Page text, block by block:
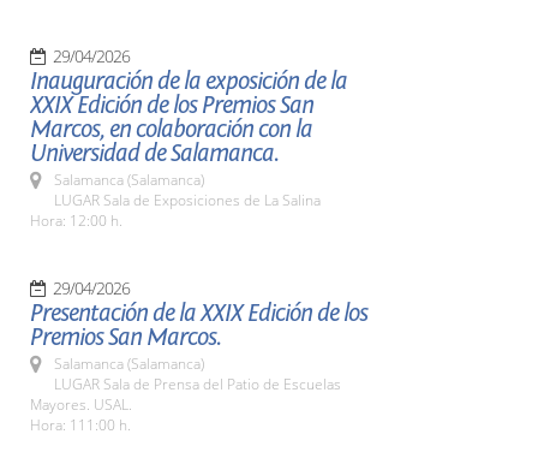
29/04/2026
Inauguración de la exposición de la
XXIX Edición de los Premios San
Marcos, en colaboración con la
Universidad de Salamanca.
Salamanca (Salamanca)
LUGAR Sala de Exposiciones de La Salina
Hora: 12:00 h.
29/04/2026
Presentación de la XXIX Edición de los
Premios San Marcos.
Salamanca (Salamanca)
LUGAR Sala de Prensa del Patio de Escuelas
Mayores. USAL.
Hora: 111:00 h.